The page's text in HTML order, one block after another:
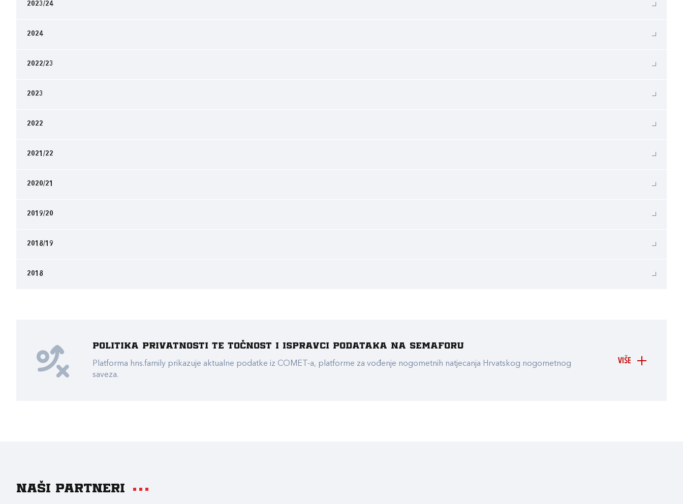
2023/24
2024
2022/23
2023
2022
2021/22
2020/21
2019/20
2018/19
2018
VIŠE
Politika privatnosti te točnost i ispravci podataka na Semaforu
Platforma hns.family prikazuje aktualne podatke iz COMET-a, platforme za vođenje nogometnih natjecanja Hrvatskog nogometnog
saveza.
Naši partneri